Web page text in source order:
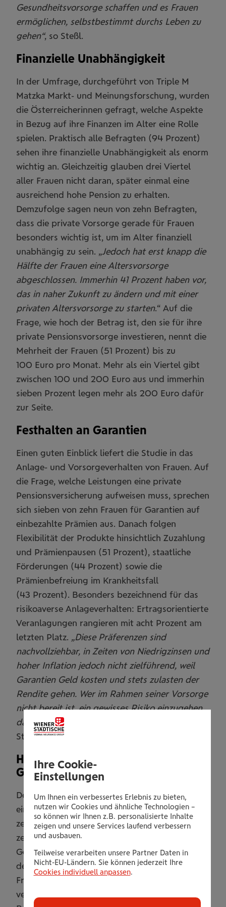
Gesundheitsvorsorge schaffen und es Frauen
ermöglichen, selbstbestimmt durchs Leben zu
gehen“, so Steßl.
Finanzielle Unabhängigkeit
In der Umfrage, durchgeführt von Triple M
Matzka Markt- und Meinungsforschung, wurden
die Österreicherinnen gefragt, welche Aspekte
in Bezug auf ihre Finanzen im Alter eine Rolle
spielen. Praktisch alle Befragten (94 Prozent)
sehen ihre finanzielle Unabhängigkeit als enorm
wichtig an. Gleichzeitig glauben drei Viertel
aller Frauen nicht daran, später einmal eine
ausreichend hohe Pension zu erhalten.
Demzufolge sagen neun von zehn Befragten,
dass die private Vorsorge gerade für Frauen
besonders wichtig ist, um im Alter finanziell
unabhängig zu sein. „Jedoch hat erst knapp die
Hälfte der Frauen eine Altersvorsorge
abgeschlossen. Immerhin 41 Prozent haben vor,
das in naher Zukunft zu ändern und mit einer
privaten Altersvorsorge zu starten.“ Auf die
Frage, wie hoch der Betrag ist, den sie für ihre
private Pensionsvorsorge investieren, nennt die
Mehrheit der Frauen (51 Prozent) bis zu
100 Euro pro Monat. Mehr als ein Viertel gibt
zwischen 100 und 200 Euro aus und immerhin
sieben Prozent legen mehr als 200 Euro dafür
zur Seite.
Festhalten an Garantien
Einen guten Einblick liefert die Studie in das
Anlage- und Vorsorgeverhalten von Frauen. Auf
die Frage, welche Leistungen eine private
Pensionsversicherung aufweisen muss, sprechen
sich sieben von zehn Frauen für Garantien auf
einbezahlte Prämien aus. Danach folgen
Flexibilität der Produkte hinsichtlich Zuzahlung
und Prämienpausen (51 Prozent), staatliche
Förderungen (44 Prozent) sowie die
Prämienbefreiung im Krankheitsfall
(43 Prozent). Besonders bezeichnend für das
risikoaverse Anlageverhalten: Ertragsorientierte
Veranlagungen rangieren mit acht Prozent am
letzten Platz. „Diese Präferenzen sind
nachvollziehbar, in Zeiten von Niedrigzinsen und
hoher Inflation jedoch nicht zielführend, weil
Garantien Geld kosten und stets zulasten der
Rendite gehen. Wer im Rahmen seiner Vorsorge
nicht bereit ist, ein gewisses Risiko einzugehen,
darf nur eine geringe Rendite erwarten“
Steßl.
Hohe Zufriedenheit mit
Gesundheitszustand
Dem Gesundheitssystem stellen die Befragten
ein gutes Zeugnis aus: Sieben von zehn Frauen
zeigen sich damit zufrieden. Zu diesem Wert
zeigt sich eine eindeutige Korrelation mit der
Gesundheitszufriedenheit: Je zufriedener mit
der eigenen Gesundheit, desto zufriedener sind
Frauen mit dem Gesundheitssystem, und vice
versa. Insgesamt geben 86 Prozent der
Ihre Cookie-
Einstellungen
Um Ihnen ein verbessertes Erlebnis zu bieten,
nutzen wir Cookies und ähnliche Technologien –
so können wir Ihnen z.B. personalisierte Inhalte
zeigen und unsere Services laufend verbessern
und ausbauen.
Teilweise verarbeiten unsere Partner Daten in
Nicht-EU-Ländern. Sie können jederzeit Ihre
Cookies individuell anpassen.